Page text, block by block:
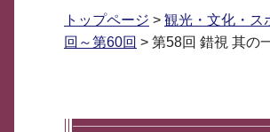
トップページ > 観光・文化・ス
回～第60回 > 第58回 錯視 其の